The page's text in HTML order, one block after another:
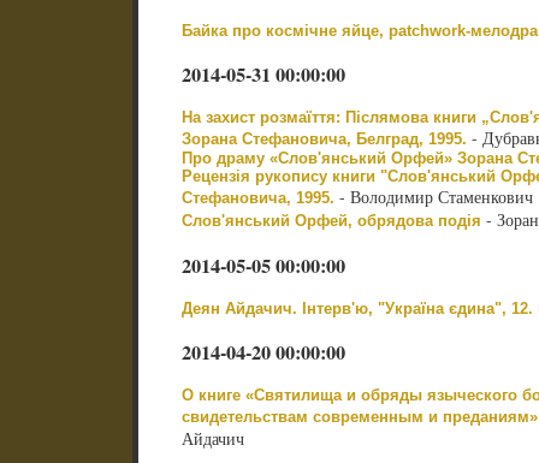
Байка про космічне яйце, patchwork-
2014-05-31 00:00:00
На захист розмаїття: Післямова книги
Зорана Стефановича, Белград, 1995. -
Про драму «Слов'янський Орфей» Зорана
Рецензія рукопису книги "Слов'янський
Стефановича, 1995. - Володимир Стаменкович
Слов'янський Орфей, обрядова подія -
2014-05-05 00:00:00
Деян Айдачич. Інтерв'ю, "Україна єдина", 12.
2014-04-20 00:00:00
О книге «Святилища и обряды языческого
свидетельствам современным и
Айдачич